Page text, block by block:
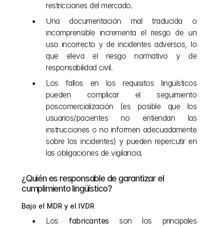
restricciones del mercado.
Una documentación mal traducida o
incomprensible incrementa el riesgo de un
uso incorrecto y de incidentes adversos, lo
que eleva el riesgo normativo y de
responsabilidad civil.
Los fallos en los requisitos lingüísticos
pueden complicar el seguimiento
poscomercialización (es posible que los
usuarios/pacientes no entiendan las
instrucciones o no informen adecuadamente
sobre los incidentes) y pueden repercutir en
las obligaciones de vigilancia.
¿Quién es responsable de garantizar el
cumplimiento lingüístico?
Bajo el MDR y el IVDR
Los fabricantes son los principales